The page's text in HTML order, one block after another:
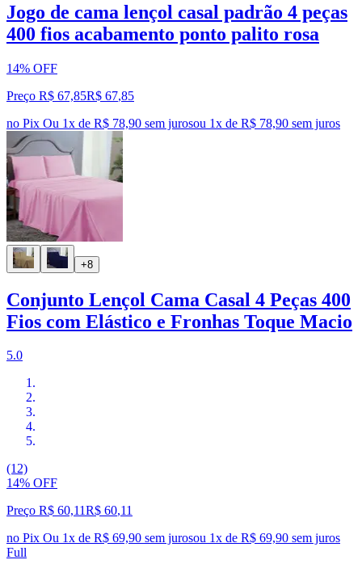
Jogo de cama lençol casal padrão 4 peças
400 fios acabamento ponto palito rosa
14% OFF
Preço R$ 67,85R$ 67,85
no Pix Ou 1x de R$ 78,90 sem jurosou 1x de R$ 78,90 sem juros
+8
Conjunto Lençol Cama Casal 4 Peças 400
Fios com Elástico e Fronhas Toque Macio
5.0
(12)
14% OFF
Preço R$ 60,11R$ 60,11
no Pix Ou 1x de R$ 69,90 sem jurosou 1x de R$ 69,90 sem juros
Full